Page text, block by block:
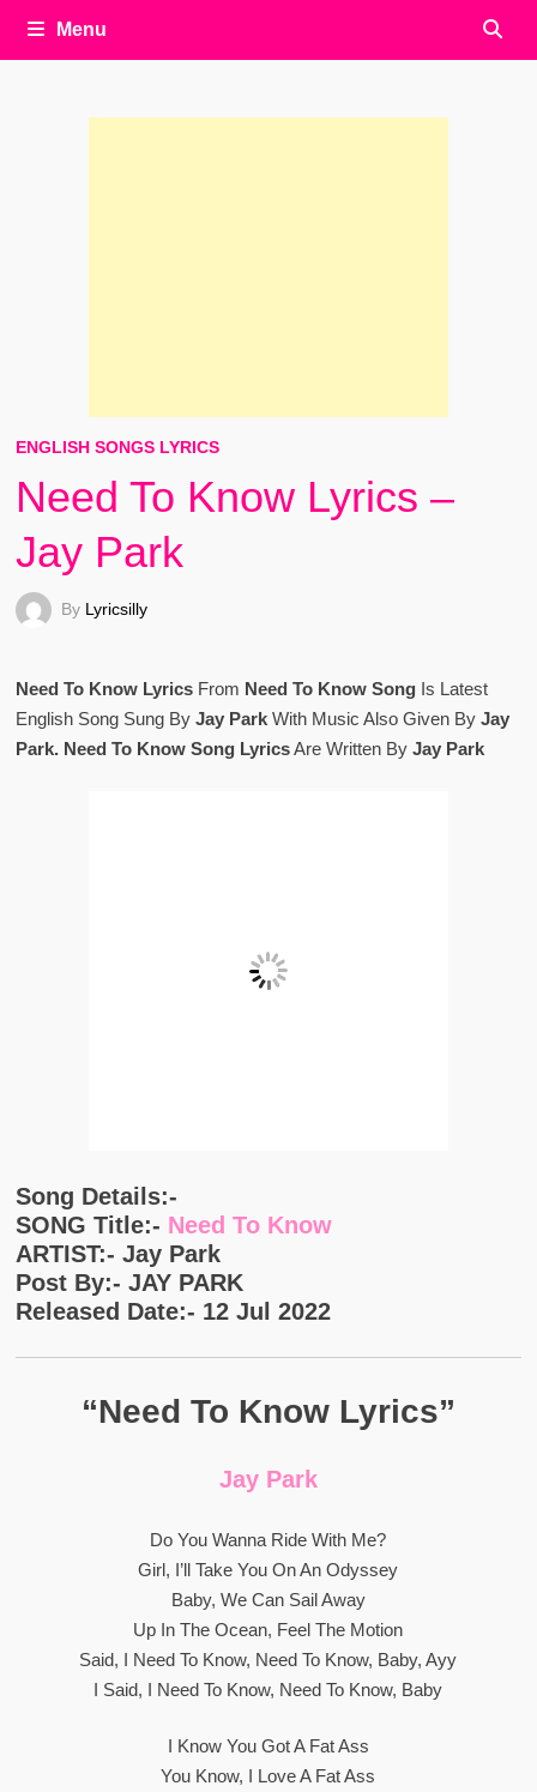
Menu
ENGLISH SONGS LYRICS
Need To Know Lyrics –
Jay Park
By Lyricsilly
Need To Know LyricsFrom Need To Know SongIs Latest
English Song Sung By Jay ParkWith Music Also Given By Jay
Park. Need To Know Song LyricsAre Written ByJay Park
Song Details:-
SONG Title:- Need To Know
ARTIST:- Jay Park
Post By:- JAY PARK
Released Date:- 12 Jul 2022
“Need To Know Lyrics”
Jay Park
Do You Wanna Ride With Me?
Girl, I’ll Take You On An Odyssey
Baby, We Can Sail Away
Up In The Ocean, Feel The Motion
Said, I Need To Know, Need To Know, Baby, Ayy
I Said, I Need To Know, Need To Know, Baby
I Know You Got A Fat Ass
You Know, I Love A Fat Ass